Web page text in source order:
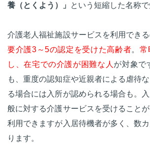
養（とくよう）」
という短縮した名称で
介護老人福祉施設サービスを利用できる
要介護3～5の認定を受けた高齢者。 常
し、在宅での介護が困難な人 が対象で
も、重度の認知症や近親者による虐待
る場合には入所が認められる場合も。
般に対する介護サービスを受けること
利用できますが入居待機者が多く、数
ります。